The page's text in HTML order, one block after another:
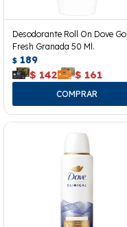
Desodorante Roll On Dove Go
Fresh Granada 50 Ml.
$ 189
$ 142 $ 161